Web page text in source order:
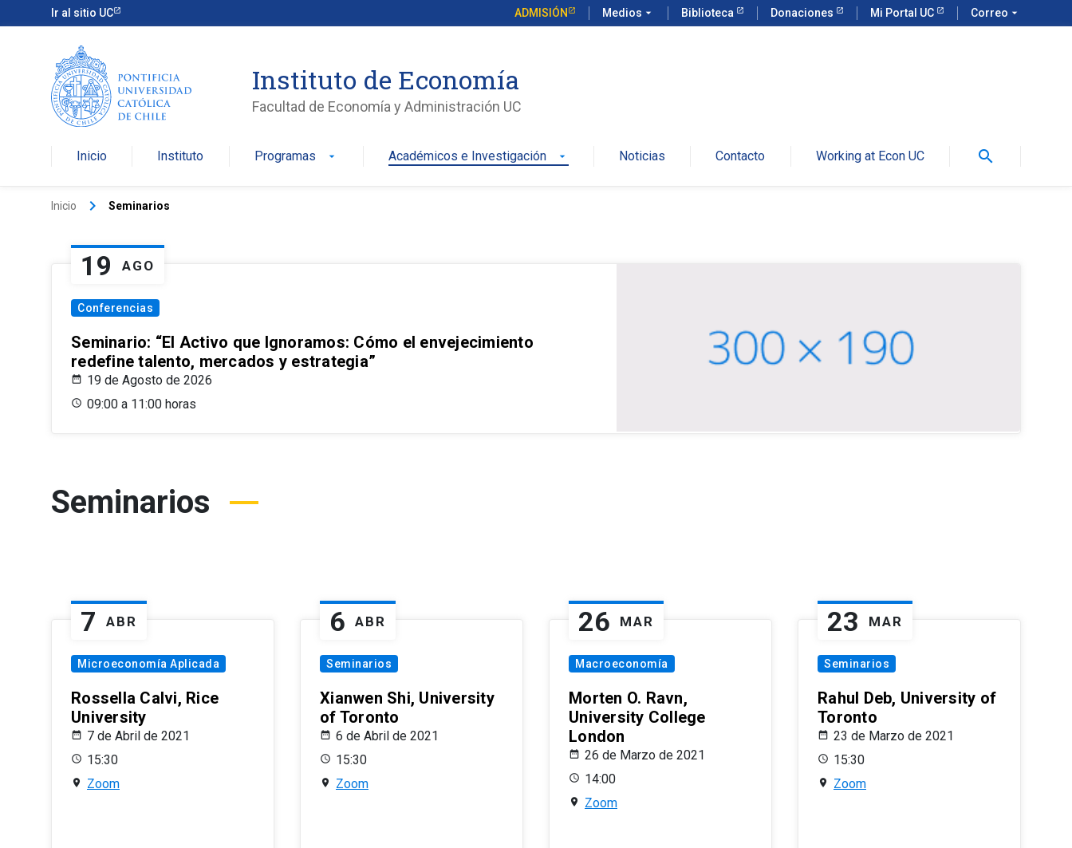
Ir al sitio UC ADMISIÓN Medios arrow_drop_down Biblioteca Donaciones Mi Portal UC Correo arrow_drop_down
Instituto de Economía
Facultad de Economía y Administración UC
Inicio Instituto Programas arrow_drop_down Académicos e Investigación arrow_drop_down Noticias Contacto Working at Econ UC search
Inicio keyboard_arrow_right Seminarios
19 AGO
Conferencias
Seminario: “El Activo que Ignoramos: Cómo el envejecimiento
redefine talento, mercados y estrategia”
19 de Agosto de 2026
09:00 a 11:00 horas
Seminarios
7 ABR
Microeconomía Aplicada
Rossella Calvi, Rice
University
7 de Abril de 2021
15:30
Zoom
6 ABR
Seminarios
Xianwen Shi, University
of Toronto
6 de Abril de 2021
15:30
Zoom
26 MAR
Macroeconomía
Morten O. Ravn,
University College
London
26 de Marzo de 2021
14:00
Zoom
23 MAR
Seminarios
Rahul Deb, University of
Toronto
23 de Marzo de 2021
15:30
Zoom